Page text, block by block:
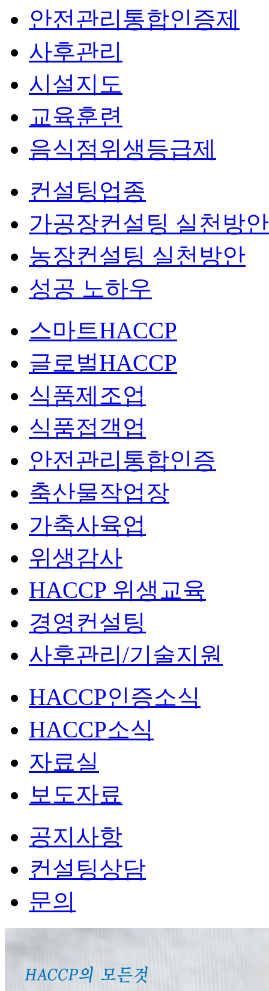
안전관리통합인증제
사후관리
시설지도
교육훈련
음식점위생등급제
컨설팅업종
가공장컨설팅 실천방안
농장컨설팅 실천방안
성공 노하우
스마트HACCP
글로벌HACCP
식품제조업
식품접객업
안전관리통합인증
축산물작업장
가축사육업
위생감사
HACCP 위생교육
경영컨설팅
사후관리/기술지원
HACCP인증소식
HACCP소식
자료실
보도자료
공지사항
컨설팅상담
문의